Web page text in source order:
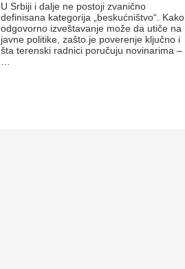
U Srbiji i dalje ne postoji zvanično
definisana kategorija „beskućništvo“. Kako
odgovorno izveštavanje može da utiče na
javne politike, zašto je poverenje ključno i
šta terenski radnici poručuju novinarima –
…